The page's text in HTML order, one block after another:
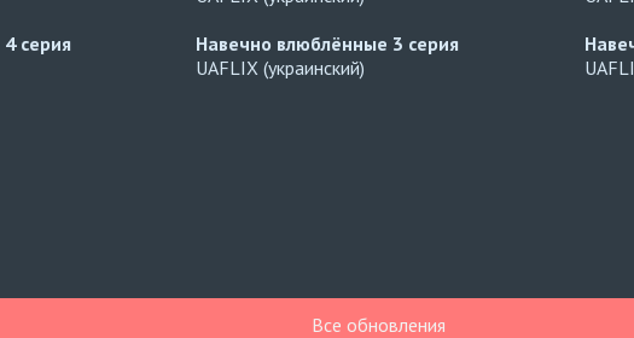
4 серия
Навечно влюблённые 3 серия
UAFLIX (украинский)
Все обновления